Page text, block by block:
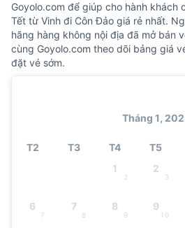
Goyolo.com để giúp cho hành khách
Tết từ Vinh đi Côn Đảo giá rẻ nhất.
hãng hàng không nội địa đã mở bán
cùng Goyolo.com theo dõi bảng giá
đặt vé sớm.
Tháng 1,
T2 T3 T4 T5
1
2
2
3
6
7
7
8
8
9
9
10